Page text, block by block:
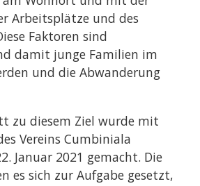
Arbeitsplätze und des
Faktoren sind
damit junge Familien im
und die Abwanderung
zu diesem Ziel wurde mit
Vereins Cumbiniala
Januar 2021 gemacht. Die
es sich zur Aufgabe gesetzt,